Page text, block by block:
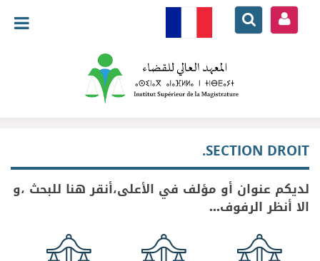
.SECTION DROIT
لديكم عنوان أو مؤلف في الأعلى،أنقر هنا للبحث ،و
الا أنظر الرفوف...